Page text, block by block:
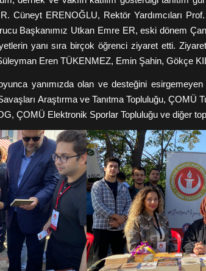
Cüneyt ERENOĞLU, Rektör Yardımcıları
Başkanımız Utkan Emre ER, eski dönem
yanı sıra birçok öğrenci ziyaret etti.
Eren TÜKENMEZ, Emin Şahin, Gökçe
yanımızda olan ve desteğini
Araştırma ve Tanıtma Topluluğu,
ÇOMÜ Elektronik Sporlar Topluluğu ve diğer